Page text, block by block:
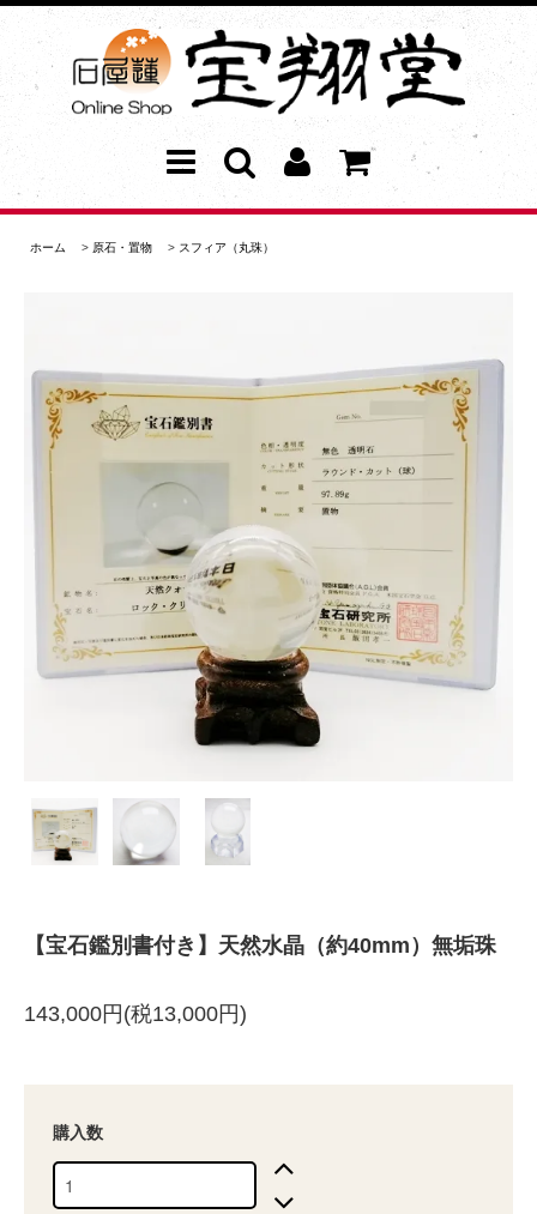
ホーム > 原石・置物 > スフィア（丸珠）
【宝石鑑別書付き】天然水晶（約40mm）無垢珠
143,000円(税13,000円)
購入数